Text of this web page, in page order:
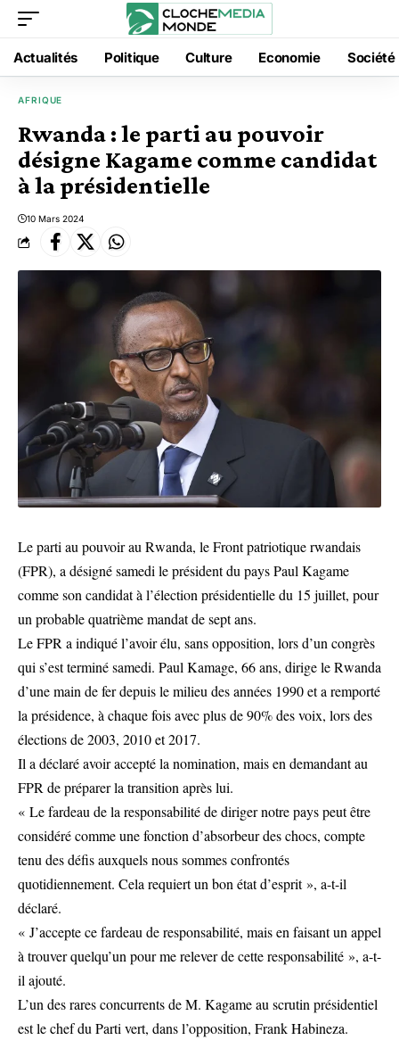
Actualités Politique Culture Economie Société
AFRIQUE
Rwanda : le parti au pouvoir
désigne Kagame comme candidat
à la présidentielle
10 Mars 2024
Le parti au pouvoir au Rwanda, le Front patriotique rwandais
(FPR), a désigné samedi le président du pays Paul Kagame
comme son candidat à l’élection présidentielle du 15 juillet, pour
un probable quatrième mandat de sept ans.
Le FPR a indiqué l’avoir élu, sans opposition, lors d’un congrès
qui s’est terminé samedi. Paul Kamage, 66 ans, dirige le Rwanda
d’une main de fer depuis le milieu des années 1990 et a remporté
la présidence, à chaque fois avec plus de 90% des voix, lors des
élections de 2003, 2010 et 2017.
Il a déclaré avoir accepté la nomination, mais en demandant au
FPR de préparer la transition après lui.
« Le fardeau de la responsabilité de diriger notre pays peut être
considéré comme une fonction d’absorbeur des chocs, compte
tenu des défis auxquels nous sommes confrontés
quotidiennement. Cela requiert un bon état d’esprit », a-t-il
déclaré.
« J’accepte ce fardeau de responsabilité, mais en faisant un appel
à trouver quelqu’un pour me relever de cette responsabilité », a-t-
il ajouté.
L’un des rares concurrents de M. Kagame au scrutin présidentiel
est le chef du Parti vert, dans l’opposition, Frank Habineza.